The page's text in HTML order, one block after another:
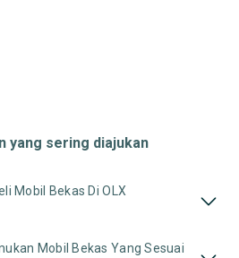
yang sering diajukan
Mobil Bekas Di OLX
Mobil Bekas Yang Sesuai